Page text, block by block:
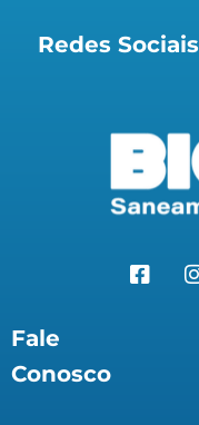
Redes Sociais
Fale
Conosco